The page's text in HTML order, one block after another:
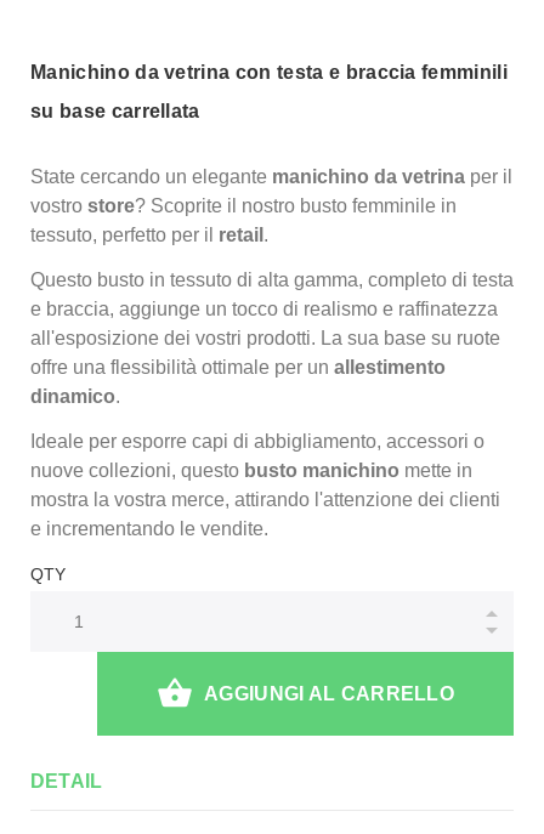
Manichino da vetrina con testa e braccia femminili
su base carrellata
State cercando un elegante manichino da vetrina per il
vostro store? Scoprite il nostro busto femminile in
tessuto, perfetto per il retail .
Questo busto in tessuto di alta gamma, completo di testa
e braccia, aggiunge un tocco di realismo e raffinatezza
all'esposizione dei vostri prodotti. La sua base su ruote
offre una flessibilità ottimale per un allestimento
dinamico.
Ideale per esporre capi di abbigliamento, accessori o
nuove collezioni, questo busto manichino mette in
mostra la vostra merce, attirando l'attenzione dei clienti
e incrementando le vendite.
QTY
AGGIUNGI AL CARRELLO
DETAIL